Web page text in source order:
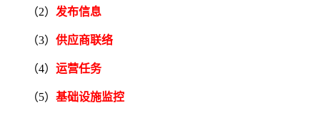
（2） 发布信息
（3） 供应商联络
（4） 运营任务
（5） 基础设施监控